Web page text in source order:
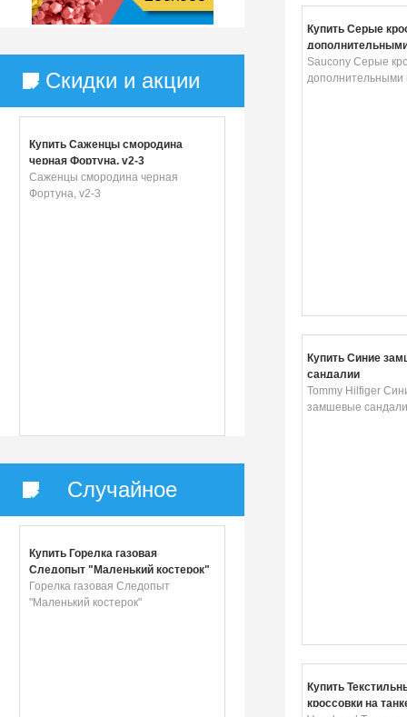
Скидки и акции
Купить Саженцы смородина
черная Фортуна, v2-3
Саженцы смородина черная
Фортуна, v2-3
Случайное
Купить Горелка газовая
Следопыт "Маленький костерок"
Горелка газовая Следопыт
"Маленький костерок"
Купить Серые
Saucony Серые
дополнительными
Купить Синие
сандалии
Tommy Hilfiger
замшевые
Купить
кроссовки на